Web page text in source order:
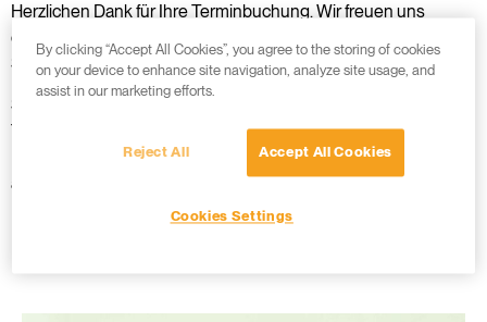
Herzlichen Dank für Ihre Terminbuchung. Wir freuen uns
darauf, Sie in unserer Klinik in der Mariahilfer Straße 32/3.
Stock, 1070 Wien begrüßen zu dürfen.
Sie erhalten von uns in den nächsten Minuten eine
Terminbestätigung per Mail oder SMS. Sollten Sie keine
Bestätigung erhalten, rufen Sie uns bitte unter +43152448680
an, damit wir Ihren Termin persönlich bestätigen können.
By clicking “Accept All Cookies”, you agree to the storing of cookies
on your device to enhance site navigation, analyze site usage, and
assist in our marketing efforts.
Reject All Accept All Cookies
Cookies Settings